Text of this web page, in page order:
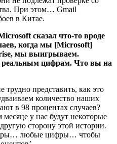
При этом… Gmail
в Китае.
сказал что-то вроде
когда мы [Microsoft]
мы выигрываем.
реальным цифрам. Что вы на
трудно представить, как это
количество наших
в 98 процентах случаев?
у нас будут некоторые
сторону этой истории.
любые цифры… чтобы